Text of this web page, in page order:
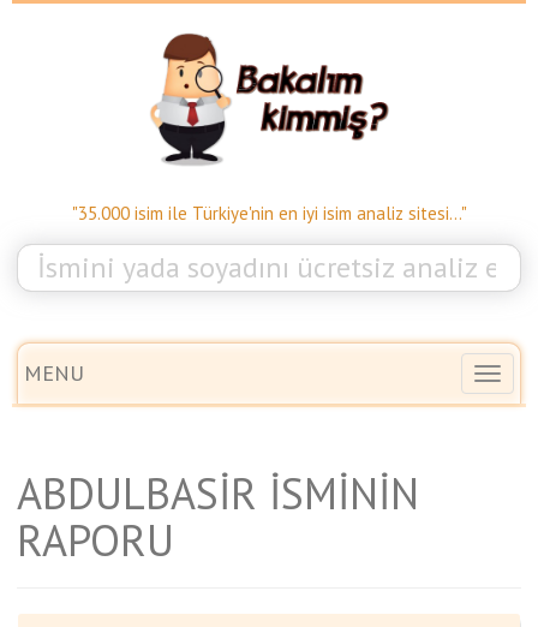
"35.000 isim ile Türkiye'nin en iyi isim analiz sitesi..."
Toggle
MENU
ABDULBASİR İSMİNİN
RAPORU